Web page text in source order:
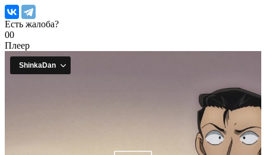
Есть жалоба?
00
Плеер